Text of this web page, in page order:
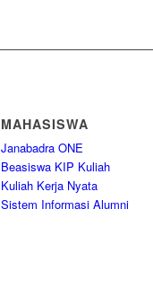
MAHASISWA
Janabadra ONE
Beasiswa KIP Kuliah
Kuliah Kerja Nyata
Sistem Informasi Alumni